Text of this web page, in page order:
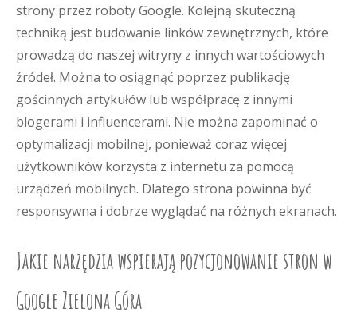
strony przez roboty Google. Kolejną skuteczną
techniką jest budowanie linków zewnętrznych, które
prowadzą do naszej witryny z innych wartościowych
źródeł. Można to osiągnąć poprzez publikację
gościnnych artykułów lub współpracę z innymi
blogerami i influencerami. Nie można zapominać o
optymalizacji mobilnej, ponieważ coraz więcej
użytkowników korzysta z internetu za pomocą
urządzeń mobilnych. Dlatego strona powinna być
responsywna i dobrze wyglądać na różnych ekranach.
Jakie narzędzia wspierają pozycjonowanie stron w
Google Zielona Góra